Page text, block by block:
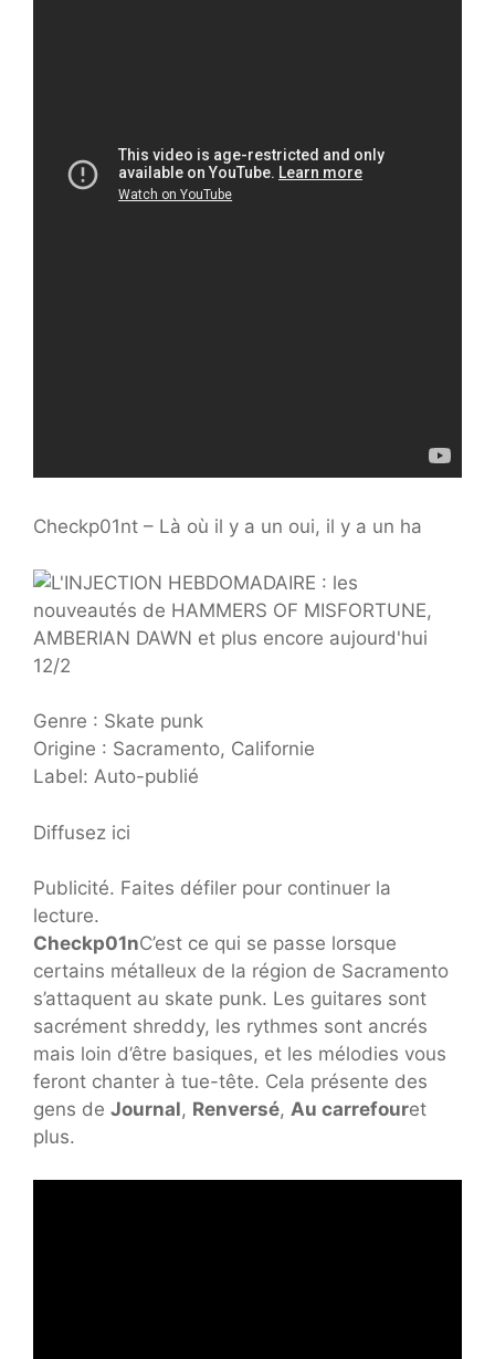
Checkp01nt – Là où il y a un oui, il y a un ha
Genre : Skate punk
Origine : Sacramento, Californie
Label: Auto-publié
Diffusez ici
Publicité. Faites défiler pour continuer la
lecture.
Checkp01nC’est ce qui se passe lorsque
certains métalleux de la région de Sacramento
s’attaquent au skate punk. Les guitares sont
sacrément shreddy, les rythmes sont ancrés
mais loin d’être basiques, et les mélodies vous
feront chanter à tue-tête. Cela présente des
gens de Journal, Renversé, Au carrefouret
plus.